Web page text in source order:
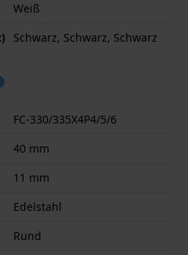
Weiß
Schwarz, Schwarz, Schwarz
FC-330/335X4P4/5/6
40 mm
11 mm
Edelstahl
Rund